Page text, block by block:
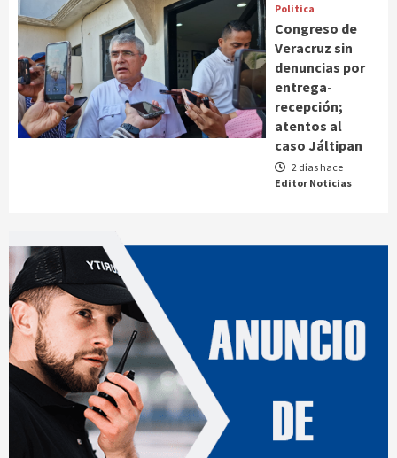
Politica
Congreso de
Veracruz sin
denuncias por
entrega-
recepción;
atentos al
caso Jáltipan
2 días hace
Editor Noticias